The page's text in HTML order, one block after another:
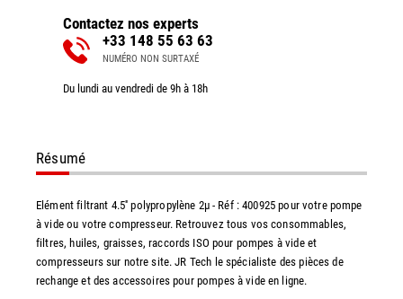
Contactez nos experts
+33 148 55 63 63
NUMÉRO NON SURTAXÉ
Du lundi au vendredi de 9h à 18h
Résumé
Elément filtrant 4.5'' polypropylène 2µ - Réf : 400925 pour votre pompe
à vide ou votre compresseur. Retrouvez tous vos consommables,
filtres, huiles, graisses, raccords ISO pour pompes à vide et
compresseurs sur notre site. JR Tech le spécialiste des pièces de
rechange et des accessoires pour pompes à vide en ligne.